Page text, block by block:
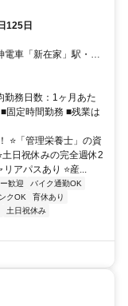
125日
車「新在家」駅・
勤務日数：1ヶ月あた
固定時間勤務 ■残業は
⭐「管理栄養士」の資
土日祝休みの完全週休2
アパスあり ⭐産...
歓迎
バイク通勤OK
クOK
育休あり
土日祝休み